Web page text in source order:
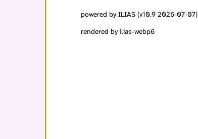
powered by ILIAS (v10.9 2026-07-07)
rendered by ilias-webp6